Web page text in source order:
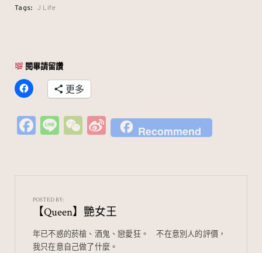
Tags: J Life
閱畢請留讚
更多
Fa
o
o
k
Li W
at
Si
n
ei
b
o
Recommend
POSTED BY:
【Queen】艷女王
年已不惑的菸槍、酒鬼、戀愛狂。⠀ 不在意別人的評價，
我只在意自己做了什麼。